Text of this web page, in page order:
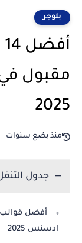
بلوجر
مقبول
2025
منذ بضع سنوات
جدول
أفضل قوالب
ادسنس 2025